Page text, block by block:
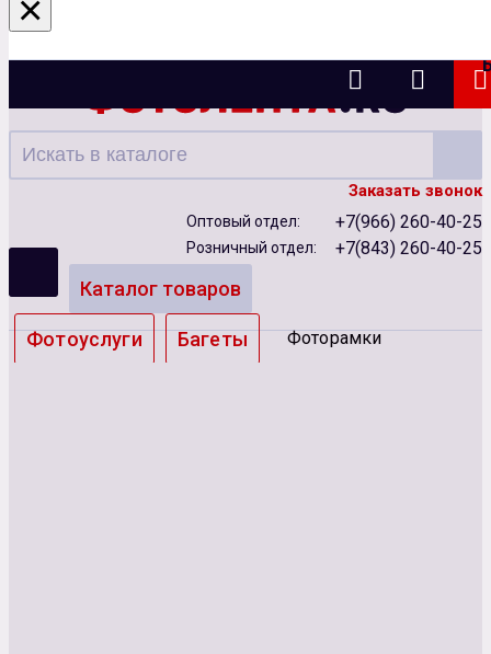
Казань
Заказать звонок
Оптовый отдел: +7(966) 260-40-25
Розничный отдел: +7(843) 260-40-25
Каталог товаров
Фотоуслуги Багеты Фоторамки
×